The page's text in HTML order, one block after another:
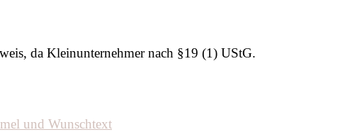
da Kleinunternehmer nach §19 (1) UStG.